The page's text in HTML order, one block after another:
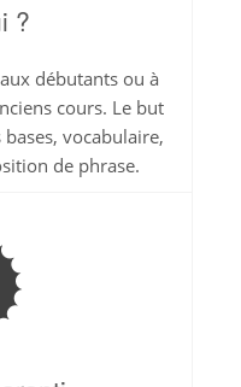
?
débutants ou à
cours. Le but
vocabulaire,
de phrase.